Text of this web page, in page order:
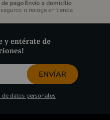
pago Envío a domicilio
o recoge en tienda
y entérate de
ENVÍAR
datos personales